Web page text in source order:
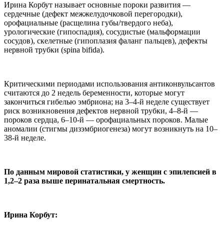
Ирина Корбут называет основные пороки развития —
сердечные (дефект межжелудочковой перегородки),
орофациальные (расщелина губы/твердого неба),
урологические (гипоспадия), сосудистые (мальформации
сосудов), скелетные (гипоплазия фаланг пальцев), дефекты
нервной трубки (spina bifida).
Критическими периодами использования антиконвульсантов
считаются до 2 недель беременности, которые могут
закончиться гибелью эмбриона; на 3–4-й неделе существует
риск возникновения дефектов нервной трубки, 4–8-й —
пороков сердца, 6–10-й — орофациальных пороков. Малые
аномалии (стигмы дизэмбриогенеза) могут возникнуть на 10–
38-й неделе.
По данным мировой статистики, у женщин с эпилепсией в
1,2–2 раза выше перинатальная смертность.
Ирина Корбут: